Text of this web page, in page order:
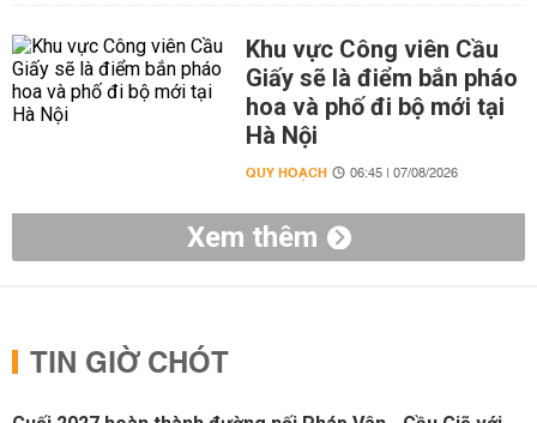
Khu vực Công viên Cầu
Giấy sẽ là điểm bắn pháo
hoa và phố đi bộ mới tại
Hà Nội
QUY HOẠCH 06:45 | 07/08/2026
Xem thêm
TIN GIỜ CHÓT